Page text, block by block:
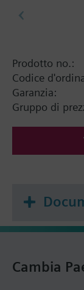
Prodotto no.:
Codice
Garanzia:
Gruppo di
Cambia